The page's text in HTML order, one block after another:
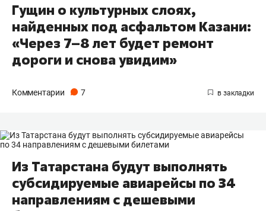
Гущин о культурных слоях,
найденных под асфальтом Казани:
«Через 7–8 лет будет ремонт
дороги и снова увидим»
Комментарии 7
Из Татарстана будут выполнять
субсидируемые авиарейсы по 34
направлениям с дешевыми